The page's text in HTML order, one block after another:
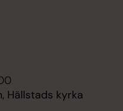
Hällstads kyrka